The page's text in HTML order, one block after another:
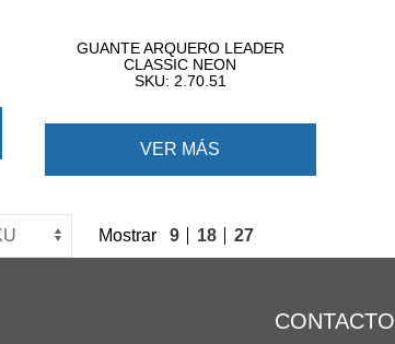
GUANTE ARQUERO LEADER
CLASSIC NEON
SKU: 2.70.51
VER MÁS
Mostrar 9 18 27
CONTACTO